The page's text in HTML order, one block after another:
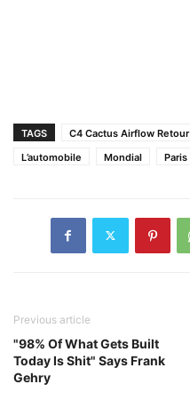
TAGS C4 Cactus Airflow Retour
L’automobile
Mondial Paris
Previous article
"98% Of What Gets Built
Today Is Shit" Says Frank
Gehry